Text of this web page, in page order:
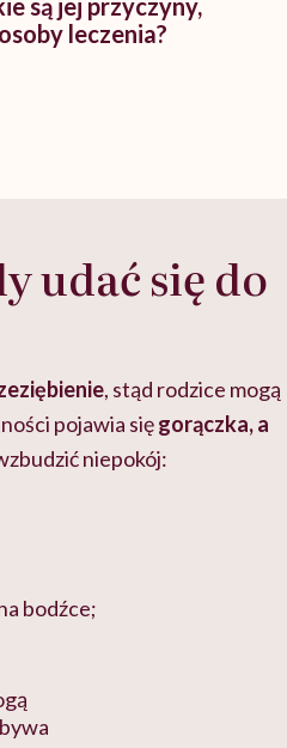
są jej przyczyny,
leczenia?
udać się do
, stąd rodzice mogą
pojawia sięgorączka, a
niepokój:
bodźce;